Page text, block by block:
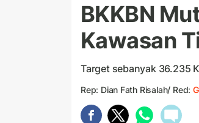
BKKBN
Kawasan
Target sebanyak 36.235
Rep: Dian Fath Risalah/ Red: